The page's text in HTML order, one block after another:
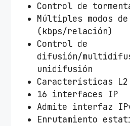
Control de
Múltiples modos
(kbps/relación)
Control de
difusión/
unidifusión
Características L2
16 interfaces IP
Admite interfaz
Enrutamiento